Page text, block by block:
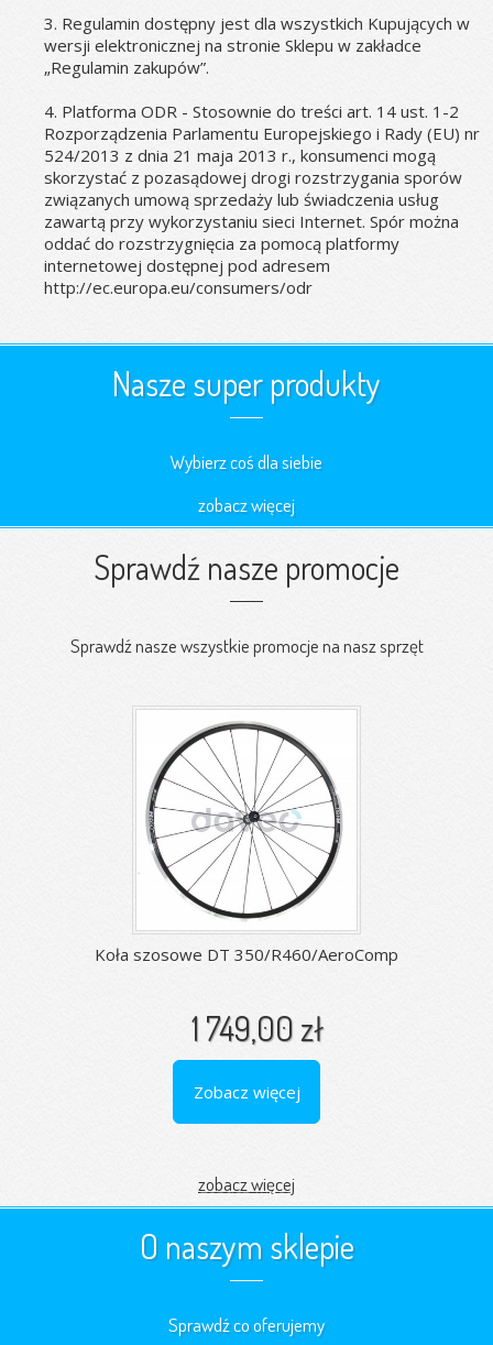
3. Regulamin dostępny jest dla wszystkich Kupujących w
wersji elektronicznej na stronie Sklepu w zakładce
„Regulamin zakupów”.
4. Platforma ODR - Stosownie do treści art. 14 ust. 1-2
Rozporządzenia Parlamentu Europejskiego i Rady (EU) nr
524/2013 z dnia 21 maja 2013 r., konsumenci mogą
skorzystać z pozasądowej drogi rozstrzygania sporów
związanych umową sprzedaży lub świadczenia usług
zawartą przy wykorzystaniu sieci Internet. Spór można
oddać do rozstrzygnięcia za pomocą platformy
internetowej dostępnej pod adresem
http://ec.europa.eu/consumers/odr
Nasze super produkty
Wybierz coś dla siebie
zobacz więcej
Sprawdź nasze promocje
Sprawdź nasze wszystkie promocje na nasz sprzęt
Koła szosowe DT 350/R460/AeroComp
1 749,00 zł
Zobacz więcej
zobacz więcej
O naszym sklepie
Sprawdź co oferujemy